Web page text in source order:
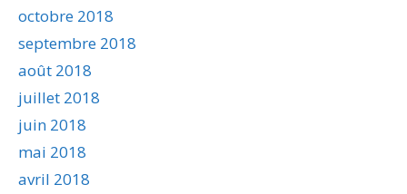
octobre 2018
septembre 2018
août 2018
juillet 2018
juin 2018
mai 2018
avril 2018